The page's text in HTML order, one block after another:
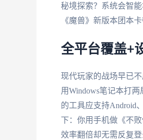
秘境探索？系统会智
《魔兽》新版本团本
全平台覆盖+
现代玩家的战场早已
用Windows笔记本打
的工具应支持Android
下：你用手机做《不
效率翻倍却无需反复登